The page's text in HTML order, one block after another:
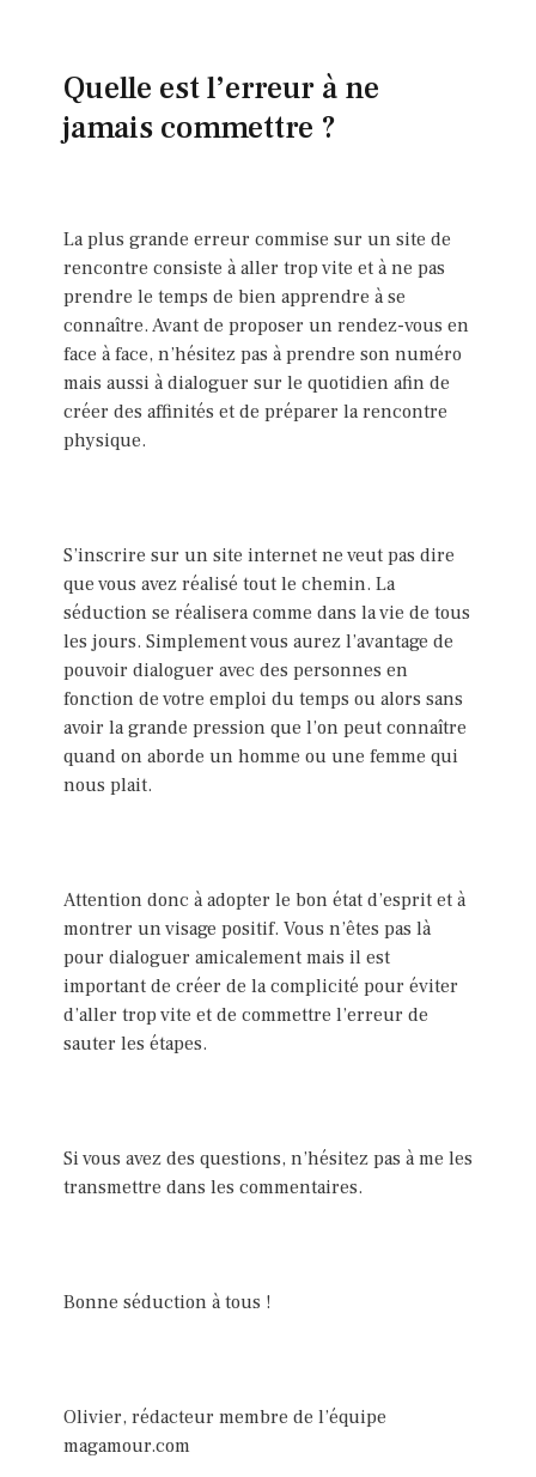
Quelle est l’erreur à ne
jamais commettre ?
La plus grande erreur commise sur un site de
rencontre consiste à aller trop vite et à ne pas
prendre le temps de bien apprendre à se
connaître. Avant de proposer un rendez-vous en
face à face, n’hésitez pas à prendre son numéro
mais aussi à dialoguer sur le quotidien afin de
créer des affinités et de préparer la rencontre
physique.
S’inscrire sur un site internet ne veut pas dire
que vous avez réalisé tout le chemin. La
séduction se réalisera comme dans la vie de tous
les jours. Simplement vous aurez l’avantage de
pouvoir dialoguer avec des personnes en
fonction de votre emploi du temps ou alors sans
avoir la grande pression que l’on peut connaître
quand on aborde un homme ou une femme qui
nous plait.
Attention donc à adopter le bon état d’esprit et à
montrer un visage positif. Vous n’êtes pas là
pour dialoguer amicalement mais il est
important de créer de la complicité pour éviter
d’aller trop vite et de commettre l’erreur de
sauter les étapes.
Si vous avez des questions, n’hésitez pas à me les
transmettre dans les commentaires.
Bonne séduction à tous !
Olivier, rédacteur membre de l’équipe
magamour.com